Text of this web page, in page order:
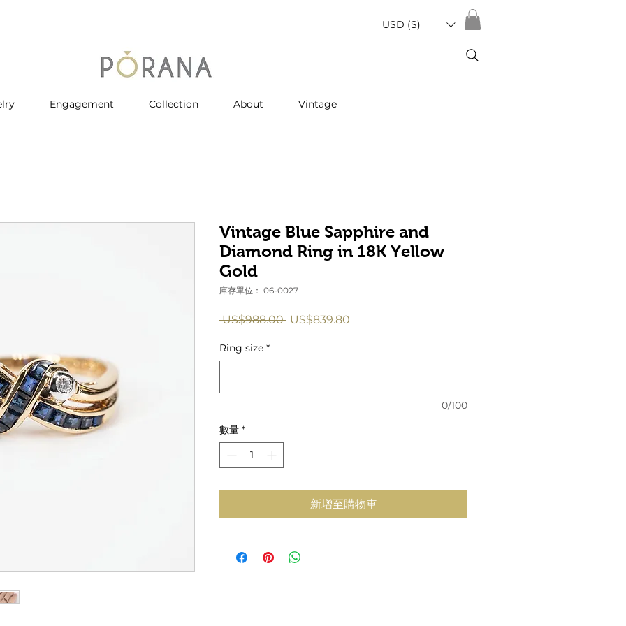
USD ($)
Engagement Collection About Vintage
Vintage Blue Sapphire and
Diamond Ring in 18K Yellow
Gold
庫存單位： 06-0027
US$988.00 一
格
US$839.80
格
Ring size *
0/100
數量 *
新增至購物車